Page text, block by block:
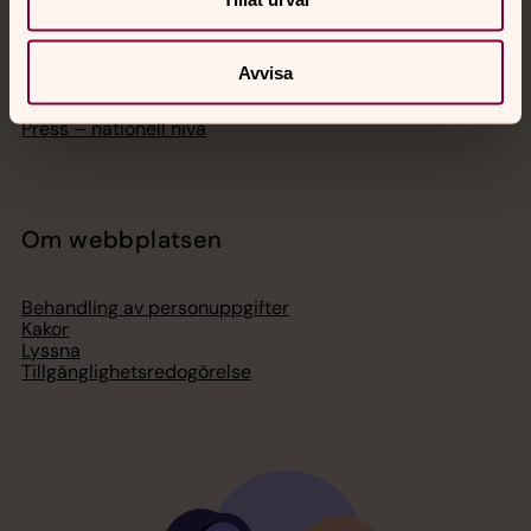
Avvisa
Lediga jobb
Ge en gåva
Svenska kyrkan i utlandet
Press – nationell nivå
Om webbplatsen
Behandling av personuppgifter
Kakor
Lyssna
Tillgänglighetsredogörelse